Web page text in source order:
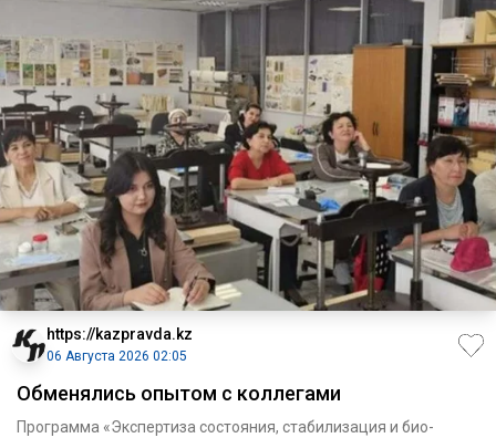
https://kazpravda.kz
06 Августа 2026 02:05
Обменялись опытом с коллегами
Программа «Экспертиза состоя­ния, стабилизация и био­